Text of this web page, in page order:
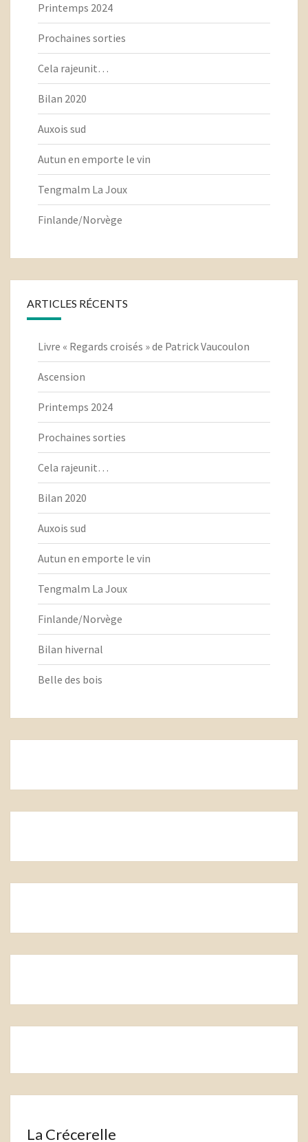
Printemps 2024
Prochaines sorties
Cela rajeunit…
Bilan 2020
Auxois sud
Autun en emporte le vin
Tengmalm La Joux
Finlande/Norvège
ARTICLES RÉCENTS
Livre « Regards croisés » de Patrick Vaucoulon
Ascension
Printemps 2024
Prochaines sorties
Cela rajeunit…
Bilan 2020
Auxois sud
Autun en emporte le vin
Tengmalm La Joux
Finlande/Norvège
Bilan hivernal
Belle des bois
La Crécerelle